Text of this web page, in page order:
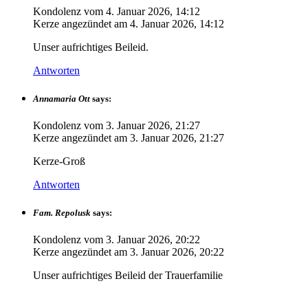
Kondolenz vom 4. Januar 2026, 14:12
Kerze angezündet am 4. Januar 2026, 14:12
Unser aufrichtiges Beileid.
Antworten
Annamaria Ott says:
Kondolenz vom 3. Januar 2026, 21:27
Kerze angezündet am 3. Januar 2026, 21:27
Kerze-Groß
Antworten
Fam. Repolusk says:
Kondolenz vom 3. Januar 2026, 20:22
Kerze angezündet am 3. Januar 2026, 20:22
Unser aufrichtiges Beileid der Trauerfamilie